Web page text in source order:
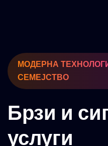
МОДЕРНА
СЕМЕЈСТВО
Брзи и